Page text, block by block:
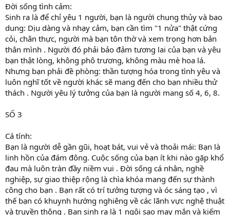
Đời sống tình cảm:
Sinh ra là để chỉ yêu 1 người, bạn là người chung thủy và bao
dung: Dịu dàng và nhạy cảm, bạn cần tìm "1 nửa" thật cứng
cỏi, chân thực, người mà bạn tôn thờ và xem trọng hơn bản
thân mình . Người đó phải bảo đảm tương lai của bạn và yêu
bạn thật lòng, không phô trương, không màu mè hoa lá.
Nhưng bạn phải đề phòng: thần tượng hóa trong tình yêu và
luôn nghĩ tốt về người khác sẽ mang đến cho bạn nhiều thử
thách . Người yêu lý tưởng của bạn là người mang số 4, 6, 8.
SỐ 3
Cá tính:
Bạn là người dễ gần gũi, hoạt bát, vui vẻ và thoải mái: Bạn là
linh hồn của đám đông. Cuộc sống của bạn ít khi nào gặp khổ
đau mà luôn tràn đầy niềm vui . Đời sống cá nhân, nghề
nghiệp, sự giao thiệp rộng là chìa khóa mang đến sự thành
công cho bạn . Bạn rất có trí tưởng tượng và óc sáng tạo , vì
thế bạn có khuynh hướng nghiêng về các lãnh vực nghệ thuật
và truyền thông . Bạn sinh ra là 1 ngôi sao may mắn và kiếm